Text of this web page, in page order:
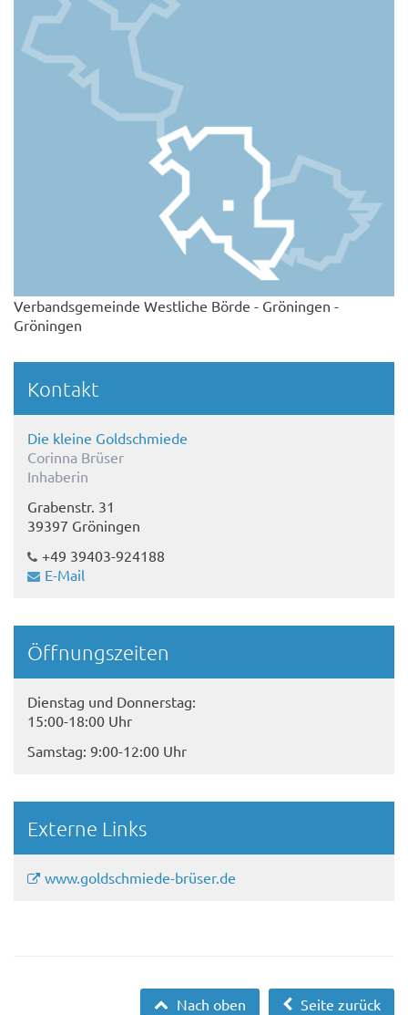
Verbandsgemeinde Westliche Börde - Gröningen -
Gröningen
Kontakt
Die kleine Goldschmiede
Corinna Brüser
Inhaberin
Grabenstr. 31
39397 Gröningen
+49 39403-924188
E-Mail
Öffnungszeiten
Dienstag und Donnerstag:
15:00-18:00 Uhr
Samstag: 9:00-12:00 Uhr
Externe Links
www.goldschmiede-brüser.de
Seite zurück
Nach oben